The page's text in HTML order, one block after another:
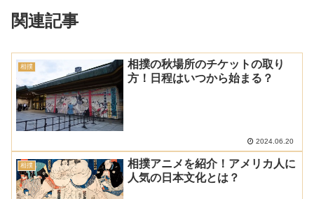
関連記事
相撲
相撲の秋場所のチケットの取り
方！日程はいつから始まる？
2024.06.20
相撲
相撲アニメを紹介！アメリカ人に
人気の日本文化とは？